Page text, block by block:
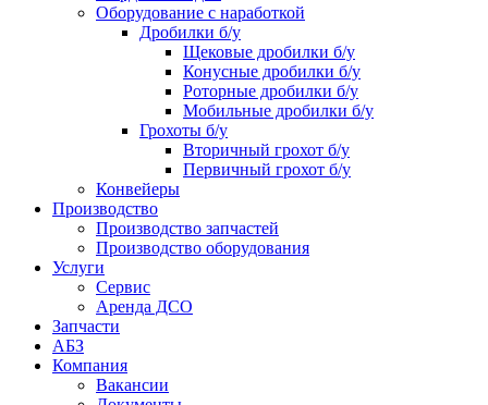
Оборудование с наработкой
Дробилки б/у
Щековые дробилки б/у
Конусные дробилки б/у
Роторные дробилки б/у
Мобильные дробилки б/у
Грохоты б/у
Вторичный грохот б/у
Первичный грохот б/у
Конвейеры
Производство
Производство запчастей
Производство оборудования
Услуги
Сервис
Аренда ДСО
Запчасти
АБЗ
Компания
Вакансии